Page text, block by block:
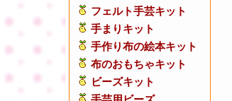
フェルト手芸キット
手まりキット
手作り布の絵本キット
布のおもちゃキット
ビーズキット